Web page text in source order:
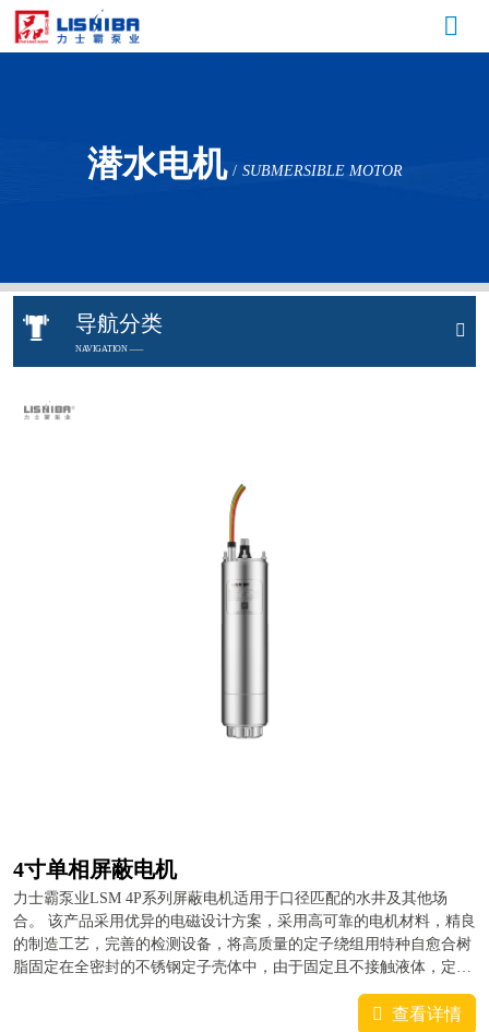
潜水电机 / SUBMERSIBLE MOTOR
导航分类
NAVIGATION
4寸单相屏蔽电机
力士霸泵业LSM 4P系列屏蔽电机适用于口径匹配的水井及其他场
合。 该产品采用优异的电磁设计方案，采用高可靠的电机材料，精良
的制造工艺，完善的检测设备，将高质量的定子绕组用特种自愈合树
脂固定在全密封的不锈钢定子壳体中，由于固定且不接触液体，定子
绕组避免了可能的水冲击与磨损，并得到了良好的机械保护；特种树
查看详情